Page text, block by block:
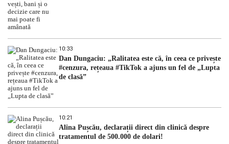
10:33
Dan Dungaciu: „Ralitatea este că, în ceea ce privește
#cenzura, rețeaua #TikTok a ajuns un fel de „Lupta
de clasă”
10:21
Alina Pușcău, declarații direct din clinică despre
tratamentul de 500.000 de dolari!